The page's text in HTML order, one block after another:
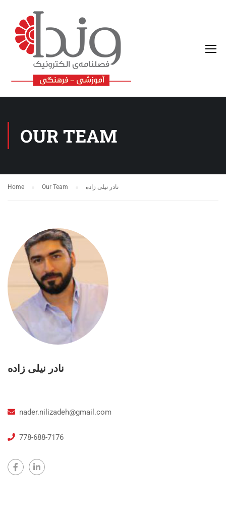
OUR TEAM
Home Our Team نادر نیلی زاده
نادر نیلی زاده
nader.nilizadeh@gmail.com
778-688-7176